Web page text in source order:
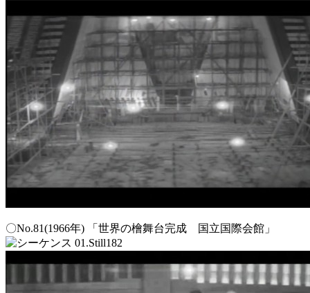
〇No.81(1966年) 「世界の檜舞台完成 国立国際会館」